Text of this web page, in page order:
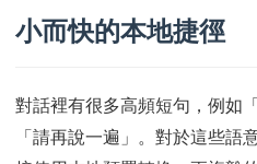
小而快的本地捷徑
對話裡有很多高頻短句，例如
「請再說一遍」。對於這些語